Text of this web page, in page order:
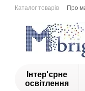
Перейти до основного
Каталог товарів Про
Інтер'єрне
освітлення